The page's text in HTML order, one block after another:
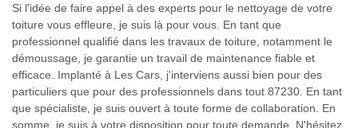
Si l'idée de faire appel à des experts pour le nettoyage de votre
toiture vous effleure, je suis là pour vous. En tant que
professionnel qualifié dans les travaux de toiture, notamment le
démoussage, je garantie un travail de maintenance fiable et
efficace. Implanté à Les Cars, j'interviens aussi bien pour des
particuliers que pour des professionnels dans tout 87230. En tant
que spécialiste, je suis ouvert à toute forme de collaboration. En
somme, je suis à votre disposition pour toute demande. N'hésitez